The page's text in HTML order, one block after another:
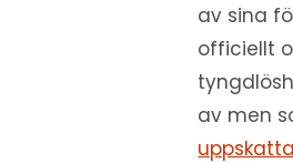
av sina
officiellt
av men